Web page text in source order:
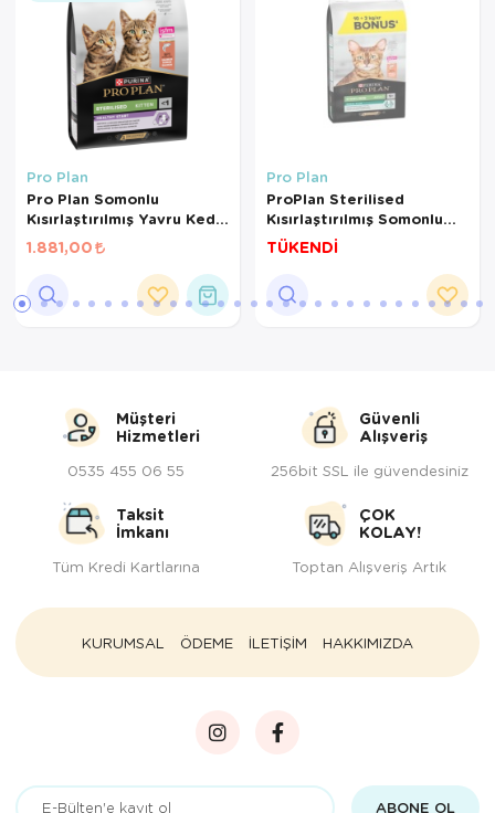
Pro Plan
Pro Plan Somonlu
Kısırlaştırılmış Yavru Kedi
Maması 3 Kg
1.881,00
Pro Plan
ProPlan Sterilised
Kısırlaştırılmış Somonlu
Kedi Maması 10+2Kg
TÜKENDİ
Müşteri
Hizmetleri
0535 455 06 55
Güvenli
Alışveriş
256bit SSL ile güvendesiniz
Taksit
İmkanı
Tüm Kredi Kartlarına
ÇOK
KOLAY!
Toptan Alışveriş Artık
KURUMSAL ÖDEME İLETİŞİM HAKKIMIZDA
ABONE OL